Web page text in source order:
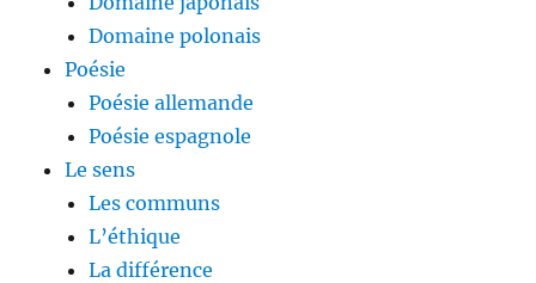
Domaine polonais
Poésie
Poésie allemande
Poésie espagnole
Le sens
Les communs
L’éthique
La différence